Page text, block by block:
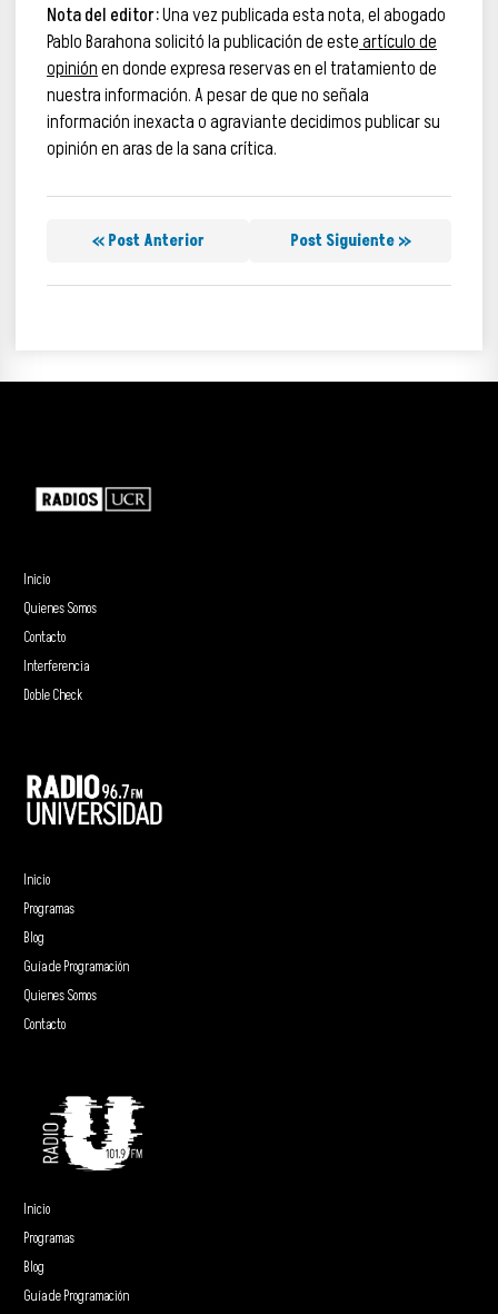
Nota del editor:Una vez publicada esta nota, el abogado
Pablo Barahona solicitó la publicación de esteartículo de
opiniónen donde expresa reservas en el tratamiento de
nuestra información. A pesar de que no señala
información inexacta o agraviante decidimos publicar su
opinión en aras de la sana crítica.
« Post Anterior Post Siguiente »
Inicio
Quienes Somos
Contacto
Interferencia
Doble Check
Inicio
Programas
Blog
Guía de Programación
Quienes Somos
Contacto
Inicio
Programas
Blog
Guía de Programación